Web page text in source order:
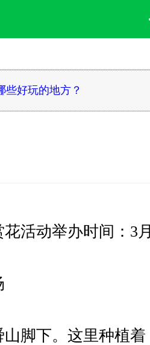
些好玩的地方？
活动举办时间：3月
脚下。这里种植着